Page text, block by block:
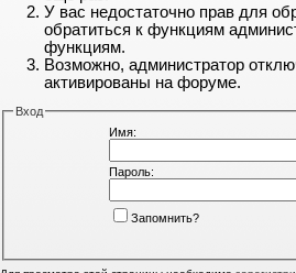
У вас недостаточно прав для
обратиться к функциям
функциям.
Возможно, администратор
активированы на форуме.
Вход
Имя:
Пароль:
Запомнить?